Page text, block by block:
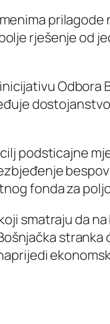
rješenje od
Odbora
podsticajne
fonda za
smatraju da
stranka